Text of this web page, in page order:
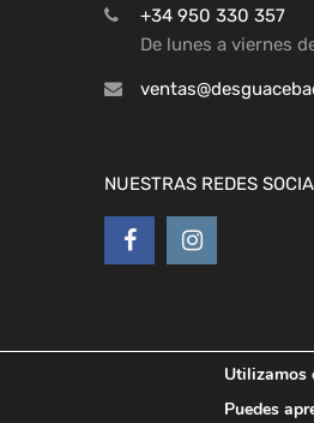
+34 950 330 357
De lunes a viernes
NUESTRAS REDES
Desguaces
Utilizamos
Puedes